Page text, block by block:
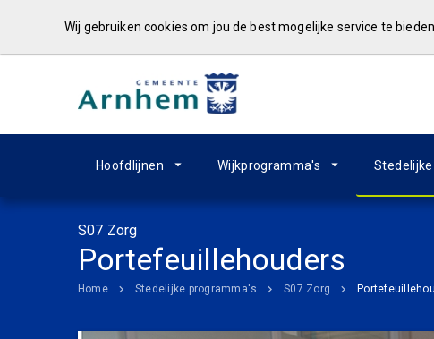
Hoofdlijnen Wijkprogramma's
S07 Zorg
Portefeuillehouders
Home Stedelijke programma's S07 Zorg
Wij gebruiken cookies om jou de best mogelijke service te